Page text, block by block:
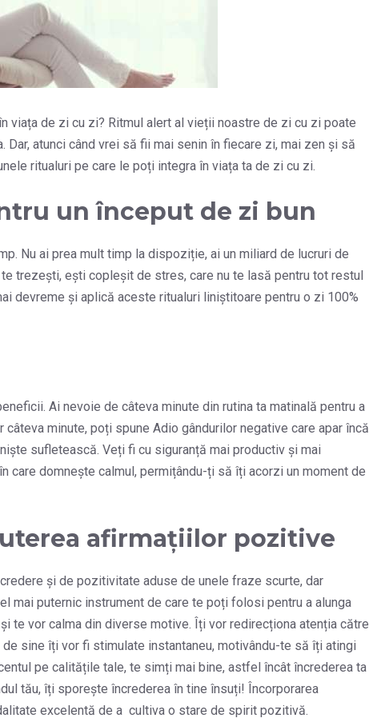
viața de zi cu zi? Ritmul alert al vieții noastre de zi cu zi poate
atunci când vrei să fii mai senin în fiecare zi, mai zen și să
ritualuri pe care le poți integra în viața ta de zi cu zi.
un început de zi bun
Nu ai prea mult timp la dispoziție, ai un miliard de lucruri de
trezești, ești copleșit de stres, care nu te lasă pentru tot restul
devreme și aplică aceste ritualuri liniștitoare pentru o zi 100%
Ai nevoie de câteva minute din rutina ta matinală pentru a
minute, poți spune Adio gândurilor negative care apar încă
sufletească. Veți fi cu siguranță mai productiv și mai
care domnește calmul, permițându-ți să îți acorzi un moment de
afirmațiilor pozitive
și de pozitivitate aduse de unele fraze scurte, dar
mai puternic instrument de care te poți folosi pentru a alunga
te vor calma din diverse motive. Îți vor redirecționa atenția către
sine îți vor fi stimulate instantaneu, motivându-te să îți atingi
pe calitățile tale, te simți mai bine, astfel încât încrederea ta
tău, îți sporește încrederea în tine însuți! Încorporarea
excelentă de a cultiva o stare de spirit pozitivă.